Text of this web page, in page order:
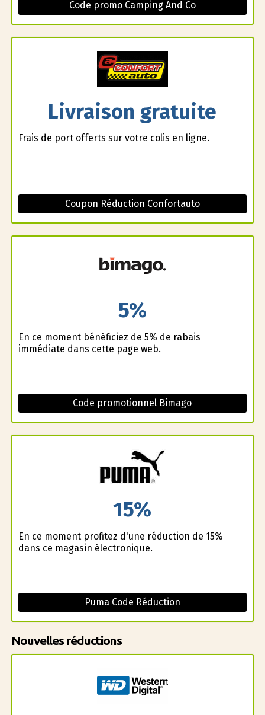
Code promo Camping And Co
Livraison gratuite
Frais de port offerts sur votre colis en ligne.
Coupon Réduction Confortauto
5%
En ce moment bénéficiez de 5% de rabais
immédiate dans cette page web.
Code promotionnel Bimago
15%
En ce moment profitez d'une réduction de 15%
dans ce magasin électronique.
Puma Code Réduction
Nouvelles réductions